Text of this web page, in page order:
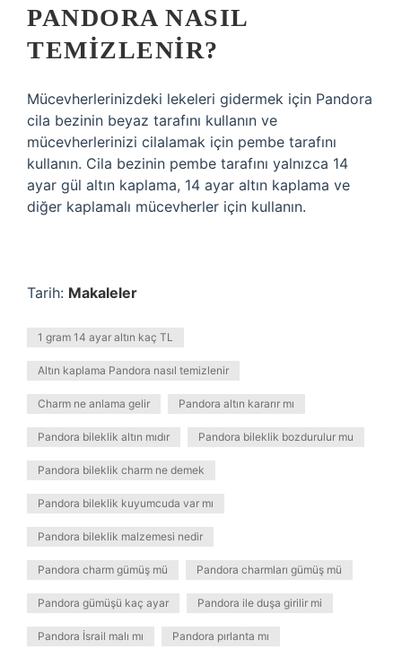
PANDORA NASIL
TEMIZLENIR?
Mücevherlerinizdeki lekeleri gidermek için Pandora
cila bezinin beyaz tarafını kullanın ve
mücevherlerinizi cilalamak için pembe tarafını
kullanın. Cila bezinin pembe tarafını yalnızca 14
ayar gül altın kaplama, 14 ayar altın kaplama ve
diğer kaplamalı mücevherler için kullanın.
Tarih: Makaleler
1 gram 14 ayar altın kaç TL
Altın kaplama Pandora nasıl temizlenir
Charm ne anlama gelir Pandora altın kararır mı
Pandora bileklik altın mıdır Pandora bileklik bozdurulur mu
Pandora bileklik charm ne demek
Pandora bileklik kuyumcuda var mı
Pandora bileklik malzemesi nedir
Pandora charm gümüş mü Pandora charmları gümüş mü
Pandora gümüşü kaç ayar Pandora ile duşa girilir mi
Pandora İsrail malı mı Pandora pırlanta mı